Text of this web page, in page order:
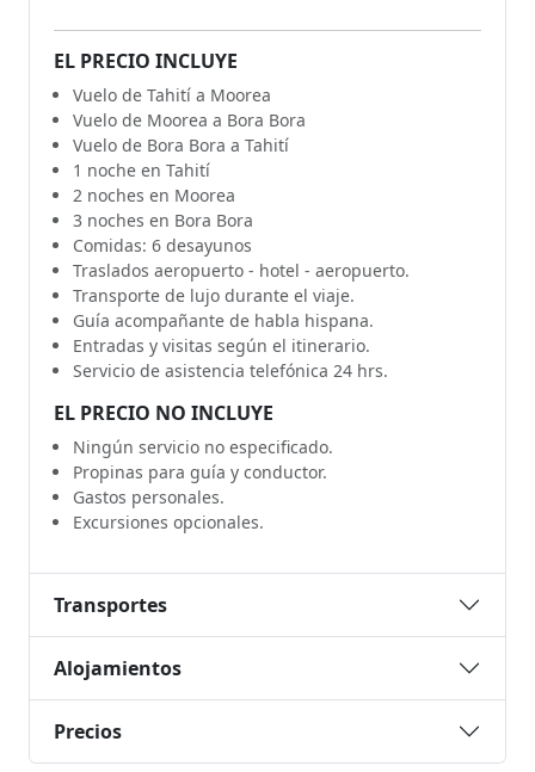
EL PRECIO INCLUYE
Vuelo de Tahití a Moorea
Vuelo de Moorea a Bora Bora
Vuelo de Bora Bora a Tahití
1 noche en Tahití
2 noches en Moorea
3 noches en Bora Bora
Comidas: 6 desayunos
Traslados aeropuerto - hotel - aeropuerto.
Transporte de lujo durante el viaje.
Guía acompañante de habla hispana.
Entradas y visitas según el itinerario.
Servicio de asistencia telefónica 24 hrs.
EL PRECIO NO INCLUYE
Ningún servicio no especificado.
Propinas para guía y conductor.
Gastos personales.
Excursiones opcionales.
Transportes
Alojamientos
Precios